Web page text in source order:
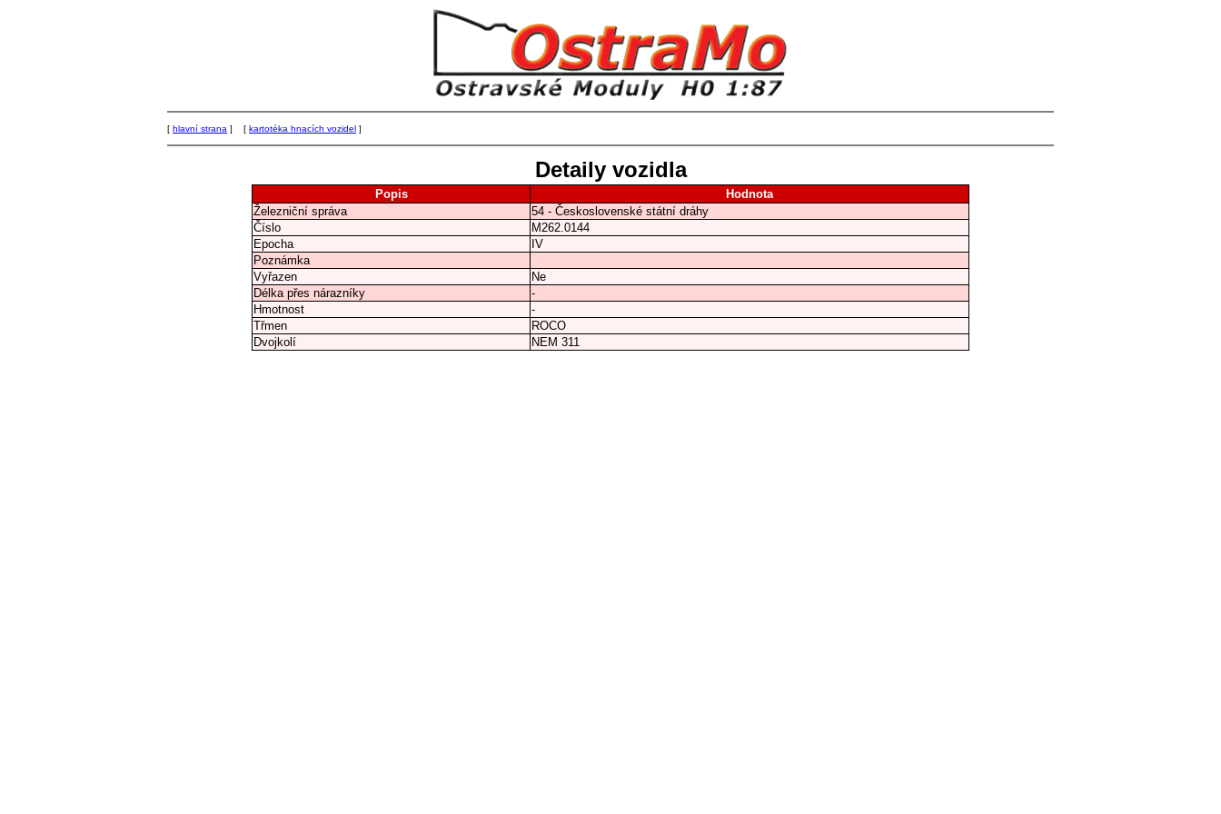
[ hlavní strana ] [ kartotéka hnacích vozidel ]
Detaily vozidla
Popis
Hodnota
Železniční správa
54 - Československé státní dráhy
Číslo
M262.0144
Epocha
IV
Poznámka
Vyřazen
Ne
Délka přes nárazníky
-
Hmotnost
-
Třmen
ROCO
Dvojkolí
NEM 311